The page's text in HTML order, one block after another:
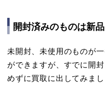
開封済みのものは新
未開封、未使用のものが
ができますが、すでに開
めずに買取に出してみまし